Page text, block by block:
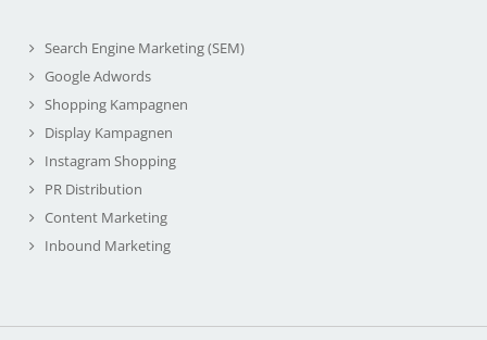
Search Engine Marketing (SEM)
Google Adwords
Shopping Kampagnen
Display Kampagnen
Instagram Shopping
PR Distribution
Content Marketing
Inbound Marketing